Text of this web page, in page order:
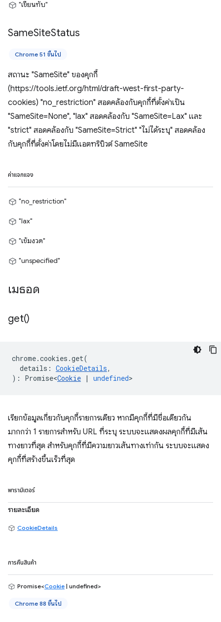
"เขียนทับ"
SameSiteStatus
Chrome 51 ขึ้นไป
สถานะ "SameSite" ของคุกกี้
(https://tools.ietf.org/html/draft-west-first-party-
cookies) "no_restriction" สอดคล้องกับคุกกี้ที่ตั้งค่าเป็น
"SameSite=None", "lax" สอดคล้องกับ "SameSite=Lax" และ
"strict" สอดคล้องกับ "SameSite=Strict" "ไม่ได้ระบุ" สอดคล้อง
กับคุกกี้ที่ตั้งค่าโดยไม่มีแอตทริบิวต์ SameSite
ค่าแจกแจง
"no_restriction"
"lax"
"เข้มงวด"
"unspecified"
เมธอด
get()
chrome.cookies .get(
details : CookieDetails,
) : Promise<Cookie | undefined>
เรียกข้อมูลเกี่ยวกับคุกกี้รายการเดียว หากมีคุกกี้ที่มีชื่อเดียวกัน
มากกว่า 1 รายการสำหรับ URL ที่ระบุ ระบบจะแสดงผลคุกกี้ที่มีเส้น
ทางยาวที่สุด สำหรับคุกกี้ที่มีความยาวเส้นทางเท่ากัน ระบบจะแสดง
คุกกี้ที่สร้างขึ้นเร็วที่สุด
พารามิเตอร์
รายละเอียด
CookieDetails
การคืนสินค้า
Promise<Cookie | undefined>
Chrome 88 ขึ้นไป